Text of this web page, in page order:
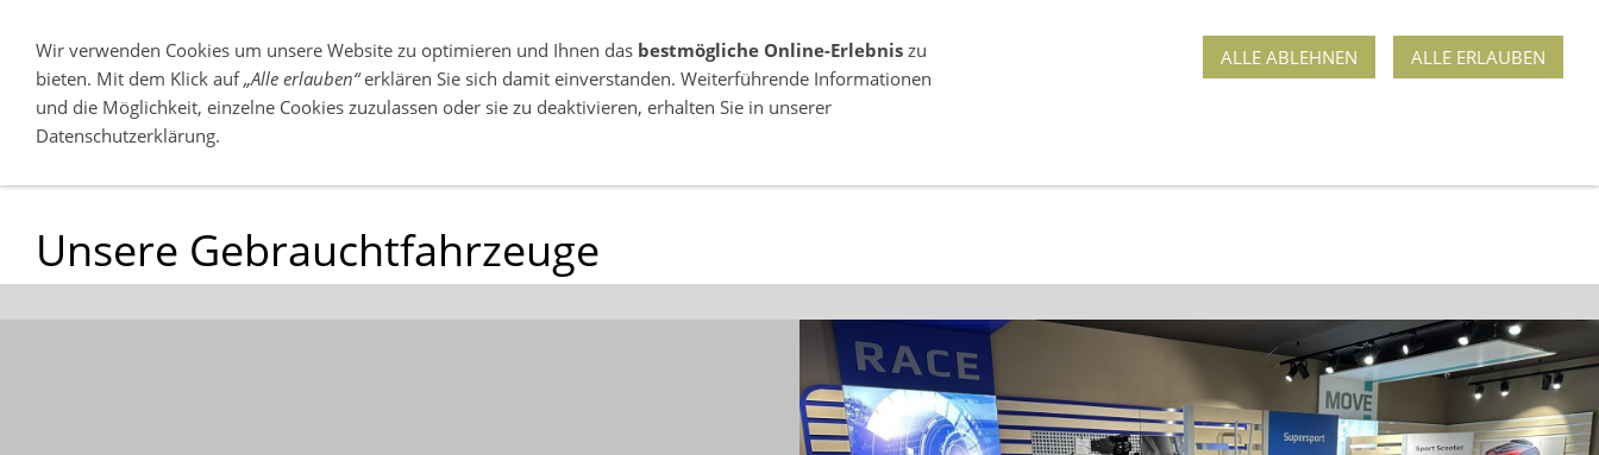
ÜBER UNS NEUFAHRZEUGE GEBRAUCHTFAHRZEUGE
Unsere Gebrauchtfahrzeuge
Wir verwenden Cookies um unsere Website zu optimieren und Ihnen das bestmögliche Online-Erlebnis zu
bieten. Mit dem Klick auf„Alle erlauben“erklären Sie sich damit einverstanden. Weiterführende Informationen
und die Möglichkeit, einzelne Cookies zuzulassen oder sie zu deaktivieren, erhalten Sie in unserer
Datenschutzerklärung.
ALLE ERLAUBEN
ALLE ABLEHNEN